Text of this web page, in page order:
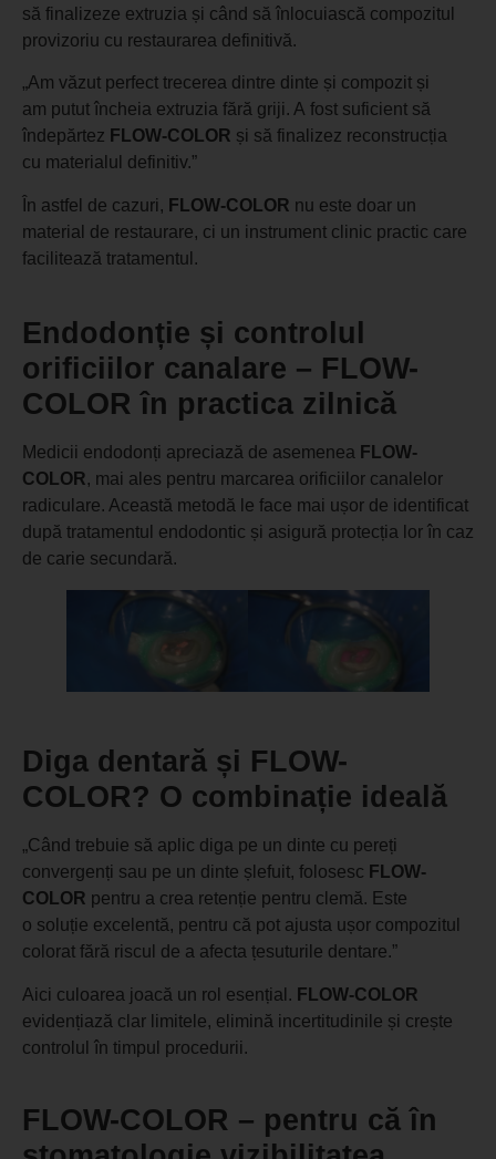
să finalizeze extruzia și când să înlocuiască compozitul
provizoriu cu restaurarea definitivă.
„Am văzut perfect trecerea dintre dinte și compozit și
am putut încheia extruzia fără griji. A fost suficient să
îndepărtez FLOW-COLOR și să finalizez reconstrucția
cu materialul definitiv.”
În astfel de cazuri, FLOW-COLOR nu este doar un
material de restaurare, ci un instrument clinic practic care
facilitează tratamentul.
Endodonție și controlul
orificiilor canalare – FLOW-
COLOR în practica zilnică
Medicii endodonți apreciază de asemenea FLOW-
COLOR, mai ales pentru marcarea orificiilor canalelor
radiculare. Această metodă le face mai ușor de identificat
după tratamentul endodontic și asigură protecția lor în caz
de carie secundară.
Diga dentară și FLOW-
COLOR? O combinație ideală
„Când trebuie să aplic diga pe un dinte cu pereți
convergenți sau pe un dinte șlefuit, folosesc FLOW-
COLOR pentru a crea retenție pentru clemă. Este
o soluție excelentă, pentru că pot ajusta ușor compozitul
colorat fără riscul de a afecta țesuturile dentare.”
Aici culoarea joacă un rol esențial. FLOW-COLOR
evidențiază clar limitele, elimină incertitudinile și crește
controlul în timpul procedurii.
FLOW-COLOR – pentru că în